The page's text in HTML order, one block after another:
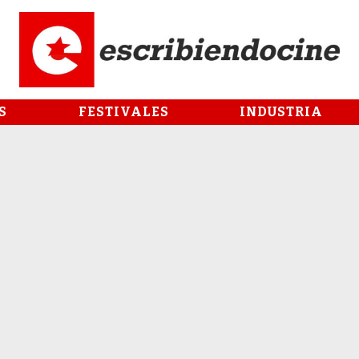
FESTIVALES INDUSTRIA